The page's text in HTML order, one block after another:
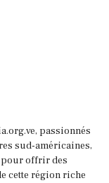
passionnés
sud-américaines,
pour offrir des
cette région riche